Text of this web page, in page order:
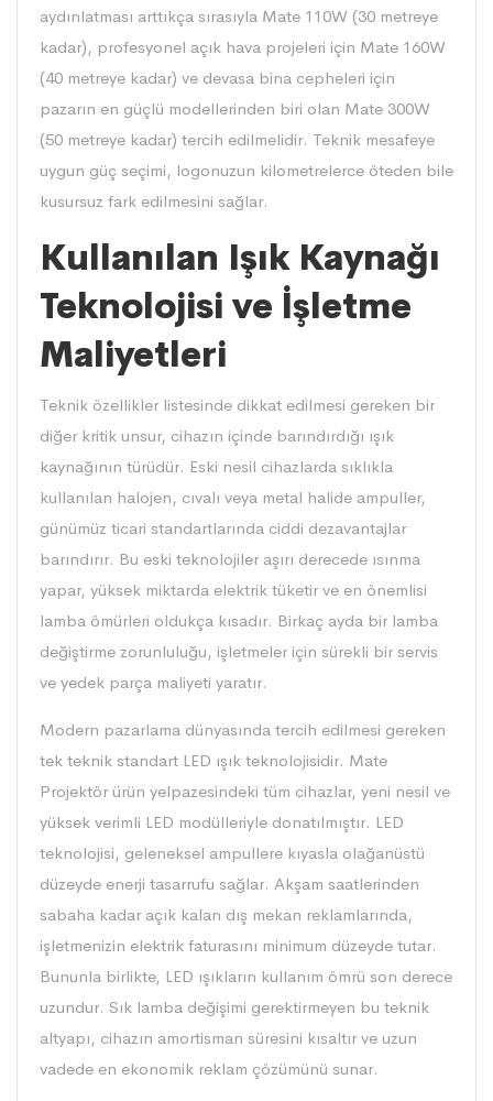
aydınlatması arttıkça sırasıyla Mate 110W (30 metreye
kadar), profesyonel açık hava projeleri için Mate 160W
(40 metreye kadar) ve devasa bina cepheleri için
pazarın en güçlü modellerinden biri olan Mate 300W
(50 metreye kadar) tercih edilmelidir. Teknik mesafeye
uygun güç seçimi, logonuzun kilometrelerce öteden bile
kusursuz fark edilmesini sağlar.
Kullanılan Işık Kaynağı
Teknolojisi ve İşletme
Maliyetleri
Teknik özellikler listesinde dikkat edilmesi gereken bir
diğer kritik unsur, cihazın içinde barındırdığı ışık
kaynağının türüdür. Eski nesil cihazlarda sıklıkla
kullanılan halojen, cıvalı veya metal halide ampuller,
günümüz ticari standartlarında ciddi dezavantajlar
barındırır. Bu eski teknolojiler aşırı derecede ısınma
yapar, yüksek miktarda elektrik tüketir ve en önemlisi
lamba ömürleri oldukça kısadır. Birkaç ayda bir lamba
değiştirme zorunluluğu, işletmeler için sürekli bir servis
ve yedek parça maliyeti yaratır.
Modern pazarlama dünyasında tercih edilmesi gereken
tek teknik standart LED ışık teknolojisidir. Mate
Projektör ürün yelpazesindeki tüm cihazlar, yeni nesil ve
yüksek verimli LED modülleriyle donatılmıştır. LED
teknolojisi, geleneksel ampullere kıyasla olağanüstü
düzeyde enerji tasarrufu sağlar. Akşam saatlerinden
sabaha kadar açık kalan dış mekan reklamlarında,
işletmenizin elektrik faturasını minimum düzeyde tutar.
Bununla birlikte, LED ışıkların kullanım ömrü son derece
uzundur. Sık lamba değişimi gerektirmeyen bu teknik
altyapı, cihazın amortisman süresini kısaltır ve uzun
vadede en ekonomik reklam çözümünü sunar.